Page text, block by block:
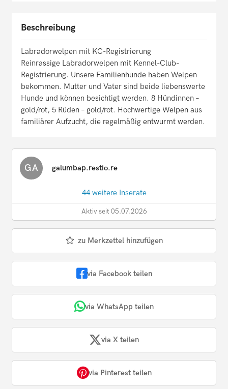
Beschreibung
Labradorwelpen mit KC-Registrierung
Reinrassige Labradorwelpen mit Kennel-Club-
Registrierung. Unsere Familienhunde haben Welpen
bekommen. Mutter und Vater sind beide liebenswerte
Hunde und können besichtigt werden. 8 Hündinnen –
gold/rot, 5 Rüden – gold/rot. Hochwertige Welpen aus
familiärer Aufzucht, die regelmäßig entwurmt werden.
GA galumbap.restio.re
44 weitere Inserate
Aktiv seit 05.07.2026
zu Merkzettel hinzufügen
via Facebook teilen
via WhatsApp teilen
via X teilen
via Pinterest teilen